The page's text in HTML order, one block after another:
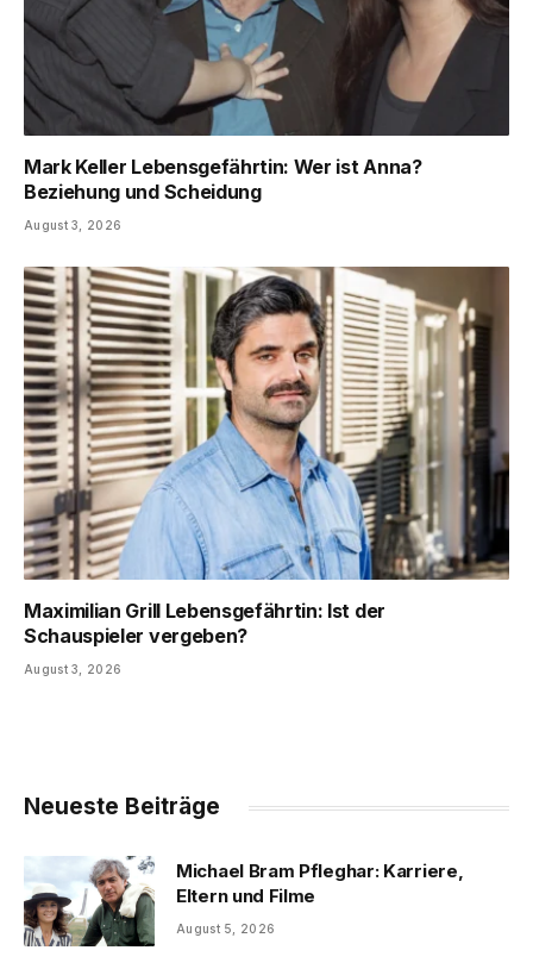
Mark Keller Lebensgefährtin: Wer ist Anna?
Beziehung und Scheidung
August 3, 2026
Maximilian Grill Lebensgefährtin: Ist der
Schauspieler vergeben?
August 3, 2026
Neueste Beiträge
Michael Bram Pfleghar: Karriere,
Eltern und Filme
August 5, 2026